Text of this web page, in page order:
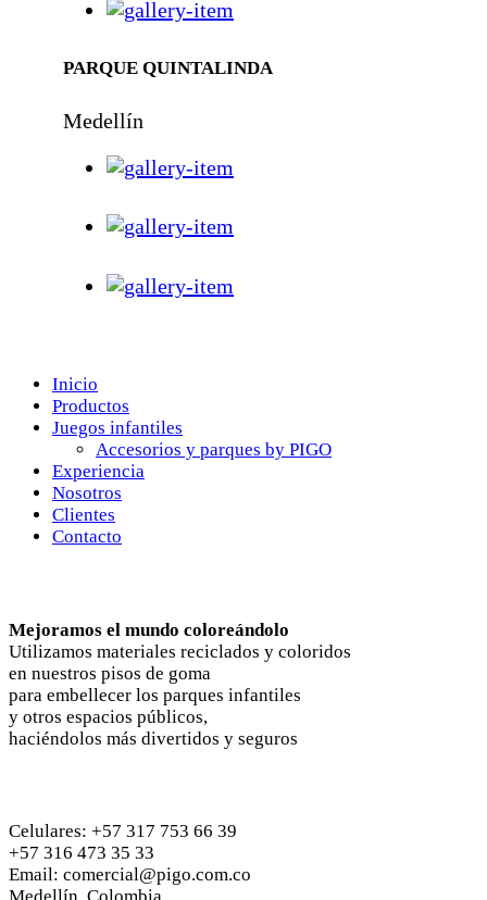
PARQUE QUINTALINDA
Medellín
Inicio
Productos
Juegos infantiles
Accesorios y parques by PIGO
Experiencia
Nosotros
Clientes
Contacto
Mejoramos el mundo coloreándolo
Utilizamos materiales reciclados y coloridos
en nuestros pisos de goma
para embellecer los parques infantiles
y otros espacios públicos,
haciéndolos más divertidos y seguros
Celulares: +57 317 753 66 39
+57 316 473 35 33
Email: comercial@pigo.com.co
Medellín, Colombia